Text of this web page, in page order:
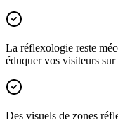
La réflexologie reste
éduquer vos visiteurs
Des visuels de zones